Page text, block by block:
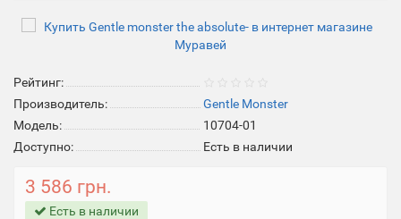
Рейтинг:
Производитель:
Gentle Monster
Модель:
10704-01
Доступно:
Есть в наличии
3 586 грн.
Есть в наличии